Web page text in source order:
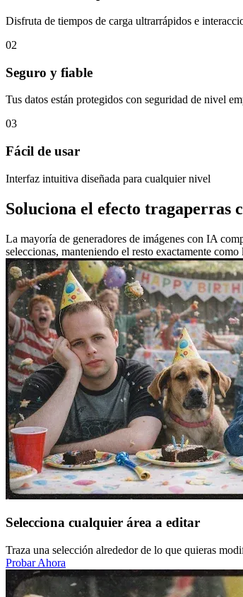
Disfruta de tiempos de carga ultrarrápidos e
02
Seguro y fiable
Tus datos están protegidos con seguridad de nivel
03
Fácil de usar
Interfaz intuitiva diseñada para cualquier nivel
Soluciona el efecto tragaperras
La mayoría de generadores de imágenes con IA
seleccionas, manteniendo el resto exactamente como
Selecciona cualquier área a editar
Traza una selección alrededor de lo que quieras
Probar Ahora